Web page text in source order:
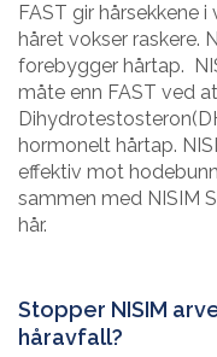
FAST gir hårsekkene
håret vokser raskere.
forebygger hårtap.
måte enn FAST ved
hormonelt hårtap.
effektiv mot
sammen med NISIM
hår.
Stopper NISIM
håravfall?